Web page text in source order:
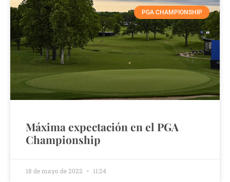
PGA CHAMPIONSHIP
Máxima expectación en el PGA
Championship
18 de mayo de 2022 11:24